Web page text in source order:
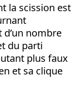
la scission est
nombre
du parti
plus faux
et sa clique